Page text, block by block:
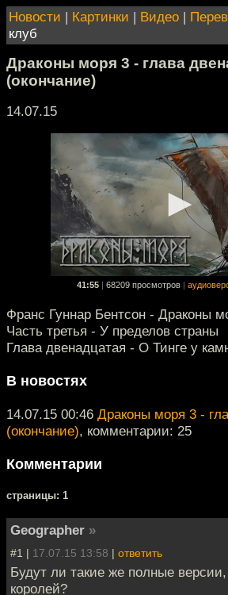
Новости | Картинки | Видео |
клуб
Драконы моря 3 - глава
(окончание)
14.07.15
41:55 68209 просмотров
Франс Гуннар Бентсон - Драконы
Часть третья - У пределов страны
Глава двенадцатая - О Тинге у
В новостях
14.07.15 00:46 Драконы моря 3 -
(окончание), комментарии: 25
Комментарии
cтраницы: 1
Geographer »
#1 | 17.07.15 13:58 | ответить
Будут ли такие же полные
королей?